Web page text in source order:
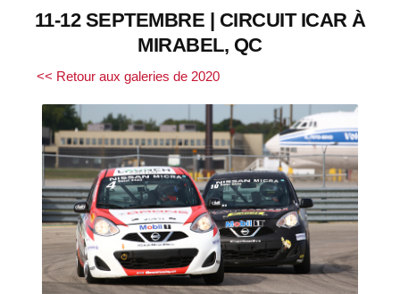
11-12 SEPTEMBRE | CIRCUIT ICAR À
MIRABEL, QC
<< Retour aux galeries de 2020